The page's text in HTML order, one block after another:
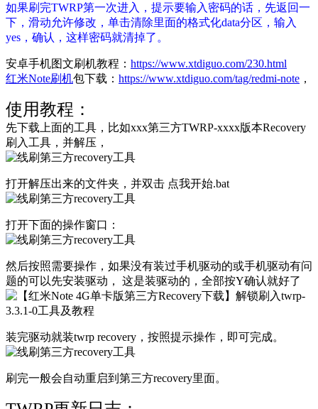
如果刷完TWRP第一次进入，提示要输入密码的话，先返回一
下，滑动允许修改，单击清除里面的格式化data分区，输入
yes，确认，这样密码就清掉了。
安卓手机图文刷机教程： https://www.xtdiguo.com/230.html
红米Note刷机包下载： https://www.xtdiguo.com/tag/redmi-note ，
使用教程：
先下载上面的工具，比如xxx第三方TWRP-xxxx版本Recovery
刷入工具，并解压，
打开解压出来的文件夹，并双击 点我开始.bat
打开下面的操作窗口：
然后按照需要操作，如果没有装过手机驱动的或手机驱动有问
题的可以先安装驱动， 这是装驱动的，全部按Y确认就好了
装完驱动就装twrp recovery，按照提示操作，即可完成。
刷完一般会自动重启到第三方recovery里面。